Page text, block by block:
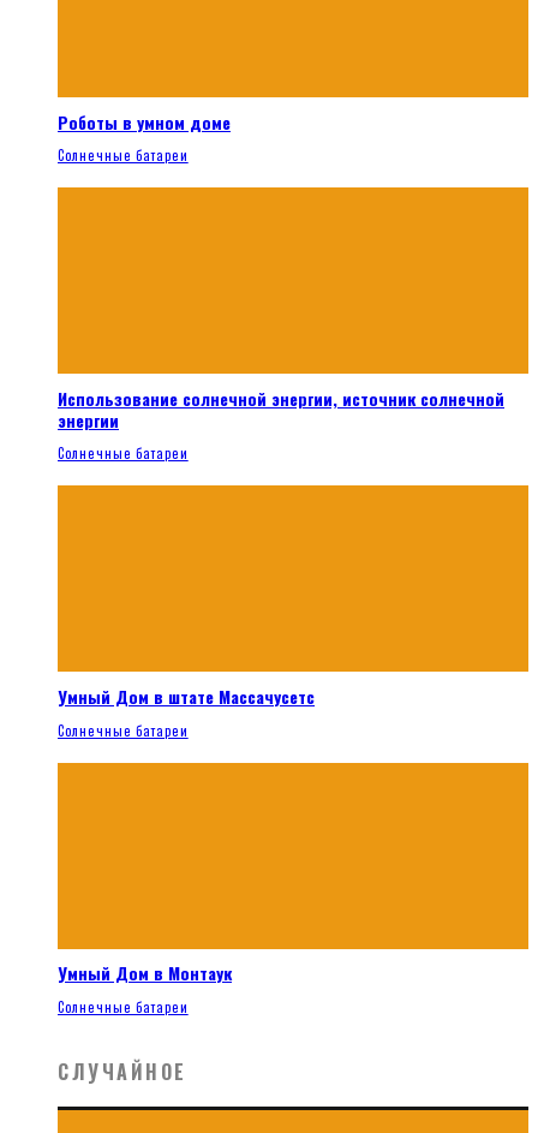
Роботы в умном доме
Солнечные батареи
Использование солнечной энергии, источник солнечной
энергии
Солнечные батареи
Умный Дом в штате Массачусетс
Солнечные батареи
Умный Дом в Монтаук
Солнечные батареи
СЛУЧАЙНОЕ